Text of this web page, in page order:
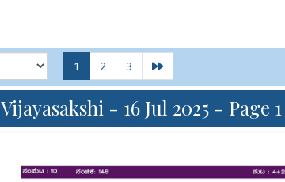
1 2 3
Vijayasakshi - 16 Jul 2025 - Page 1